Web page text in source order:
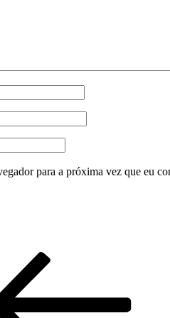
para a próxima vez que eu